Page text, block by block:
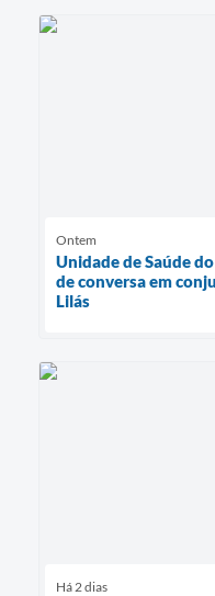
Ontem
Unidade de Saúde
de conversa em
Lilás
Há 2 dias